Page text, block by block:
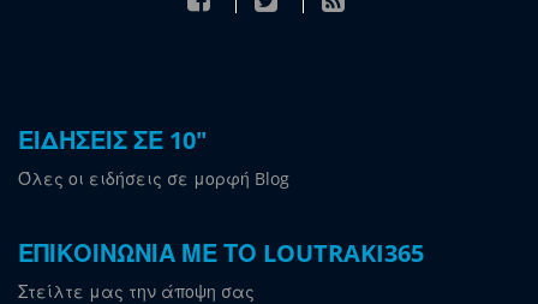
ΕΙΔΗΣΕΙΣ ΣΕ 10"
Όλες οι ειδήσεις σε μορφή Blog
ΕΠΙΚΟΙΝΩΝΙΑ ΜΕ ΤΟ LOUTRAKI365
Στείλτε μας την άποψη σας